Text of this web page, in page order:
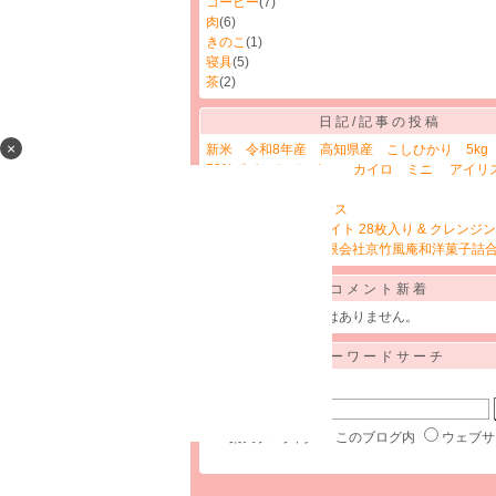
×
肉(6)
きのこ(1)
寝具(5)
茶(2)
日記/記事の投稿
新米 令和8年産 高知県産 こしひかり 5kg
50%ポイントバック カイロ ミニ アイリ
【B品訳あり】ブラウス
ルルルン オーラブライト 28枚入り & クレンジ
ギフト 京竹風庵有限会社京竹風庵和洋菓子詰
コメント新着
コメントに書き込みはありません。
キーワードサーチ
このブログ内 ウェブサ